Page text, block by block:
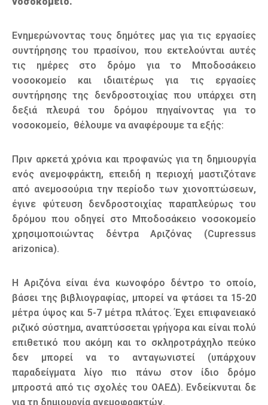
Ενημερώνοντας τους δημότες μας για τις εργασίες
συντήρησης του πρασίνου, που εκτελούνται αυτές
τις ημέρες στο δρόμο για το Μποδοσάκειο
νοσοκομείο και ιδιαιτέρως για τις εργασίες
συντήρησης της δενδροστοιχίας που υπάρχει στη
δεξιά πλευρά του δρόμου πηγαίνοντας για το
νοσοκομείο, θέλουμε να αναφέρουμε τα εξής:
Πριν αρκετά χρόνια και προφανώς για τη δημιουργία
ενός ανεμοφράκτη, επειδή η περιοχή μαστιζότανε
από ανεμοσούρια την περίοδο των χιονοπτώσεων,
έγινε φύτευση δενδροστοιχίας παραπλεύρως του
δρόμου που οδηγεί στο Μποδοσάκειο νοσοκομείο
χρησιμοποιώντας δέντρα Αριζόνας (Cupressus
arizonica).
Η Αριζόνα είναι ένα κωνοφόρο δέντρο το οποίο,
βάσει της βιβλιογραφίας, μπορεί να φτάσει τα 15-20
μέτρα ύψος και 5-7 μέτρα πλάτος. Έχει επιφανειακό
ριζικό σύστημα, αναπτύσσεται γρήγορα και είναι πολύ
επιθετικό που ακόμη και το σκληροτράχηλο πεύκο
δεν μπορεί να το ανταγωνιστεί (υπάρχουν
παραδείγματα λίγο πιο πάνω στον ίδιο δρόμο
μπροστά από τις σχολές του ΟΑΕΔ). Ενδείκνυται δε
για τη δημιουργία ανεμοφρακτών.